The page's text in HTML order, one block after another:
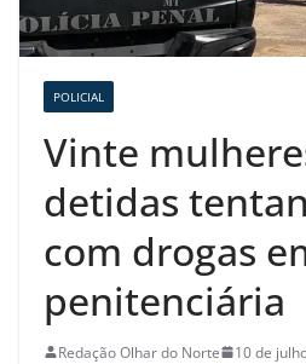
POLICIAL
Vinte
detidas
com drogas
penitenciária
Redação Olhar do Norte 10 de